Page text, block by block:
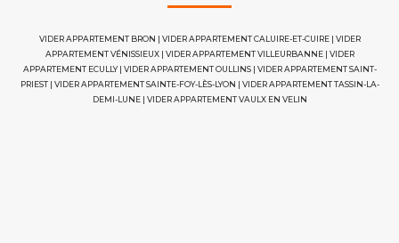
VIDER APPARTEMENT BRON | VIDER APPARTEMENT CALUIRE-ET-CUIRE| VIDER
APPARTEMENT VÉNISSIEUX| VIDER APPARTEMENT VILLEURBANNE| VIDER
APPARTEMENT ECULLY| VIDER APPARTEMENT OULLINS| VIDER APPARTEMENT SAINT-
PRIEST| VIDER APPARTEMENT SAINTE-FOY-LÈS-LYON | VIDER APPARTEMENT TASSIN-LA-
DEMI-LUNE| VIDER APPARTEMENT VAULX EN VELIN